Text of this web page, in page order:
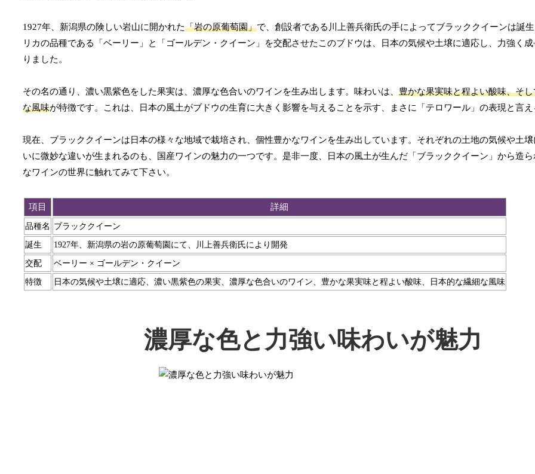
1927年、新潟県の険しい岩山に開かれた「岩の原葡萄園」で、創設者である川上善兵衛氏の手によってブラッククイーンは誕
リカの品種である「ベーリー」と「ゴールデン・クイーン」を交配させたこのブドウは、日本の気候や土壌に適応し、力強く
りました。
その名の通り、濃い黒紫色をした果実は、濃厚な色合いのワインを生み出します。味わいは、 豊かな果実味と程よい酸味、そ
な風味が特徴です。これは、日本の風土がブドウの生育に大きく影響を与えることを示す、まさに「テロワール」の表現と言
現在、ブラッククイーンは日本の様々な地域で栽培され、個性豊かなワインを生み出しています。それぞれの土地の気候や土
いに微妙な違いが生まれるのも、国産ワインの魅力の一つです。是非一度、日本の風土が生んだ「ブラッククイーン」から造
なワインの世界に触れてみて下さい。
項目 詳細
品種名 ブラッククイーン
誕生 1927年、新潟県の岩の原葡萄園にて、川上善兵衛氏により開発
交配 ベーリー × ゴールデン・クイーン
特徴 日本の気候や土壌に適応、濃い黒紫色の果実、濃厚な色合いのワイン、豊かな果実味と程よい酸味、日本的な繊細な風味
濃厚な色と力強い味わいが魅力